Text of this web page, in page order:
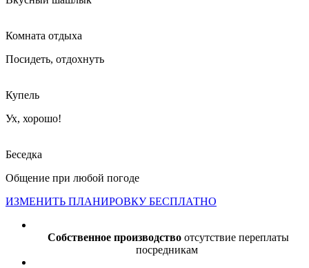
Комната отдыха
Посидеть, отдохнуть
Купель
Ух, хорошо!
Беседка
Общение при любой погоде
ИЗМЕНИТЬ ПЛАНИРОВКУ БЕСПЛАТНО
Собственное производство отсутствие переплаты
посредникам